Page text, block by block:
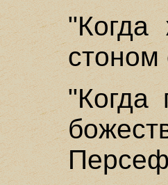
"Когда